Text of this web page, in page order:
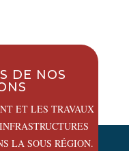
DE NOS
ET LES TRAVAUX
LA SOUS RÉGION.